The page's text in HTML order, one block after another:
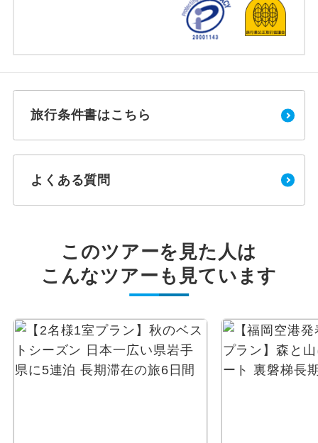
旅行条件書はこちら
よくある質問
このツアーを見た人は
こんなツアーも見ています